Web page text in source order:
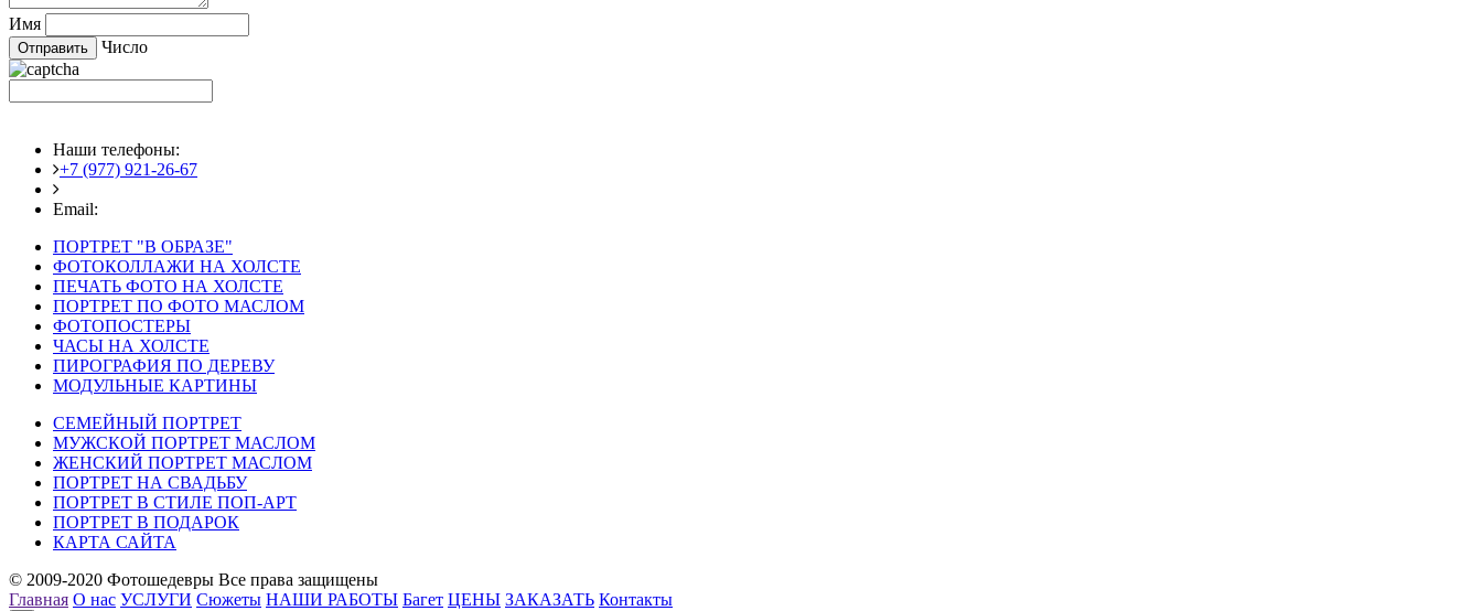
Имя
Число
Наши телефоны:
+7 (977) 921-26-67
Email:
ПОРТРЕТ "В ОБРАЗЕ"
ФОТОКОЛЛАЖИ НА ХОЛСТЕ
ПЕЧАТЬ ФОТО НА ХОЛСТЕ
ПОРТРЕТ ПО ФОТО МАСЛОМ
ФОТОПОСТЕРЫ
ЧАСЫ НА ХОЛСТЕ
ПИРОГРАФИЯ ПО ДЕРЕВУ
МОДУЛЬНЫЕ КАРТИНЫ
СЕМЕЙНЫЙ ПОРТРЕТ
МУЖСКОЙ ПОРТРЕТ МАСЛОМ
ЖЕНСКИЙ ПОРТРЕТ МАСЛОМ
ПОРТРЕТ НА СВАДЬБУ
ПОРТРЕТ В СТИЛЕ ПОП-АРТ
ПОРТРЕТ В ПОДАРОК
КАРТА САЙТА
© 2009-2020 Фотошедевры Все права защищены
Главная О нас УСЛУГИ Сюжеты НАШИ РАБОТЫ Багет ЦЕНЫ ЗАКАЗАТЬ Контакты